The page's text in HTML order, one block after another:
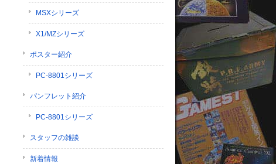
MSXシリーズ
X1/MZシリーズ
ポスター紹介
PC-8801シリーズ
パンフレット紹介
PC-8801シリーズ
スタッフの雑談
新着情報